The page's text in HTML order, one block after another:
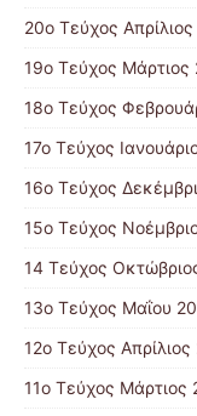
20ο Τεύχος
19ο Τεύχος Μάρτιος
18ο Τεύχος
17ο Τεύχος
16ο Τεύχος
15o Τεύχος
14 Tεύχος
13ο Τεύχος Μαΐου
12ο Τεύχος
11o Tεύχος Μάρτιος